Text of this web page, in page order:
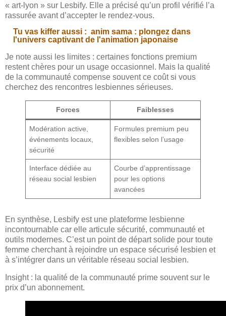
« art-lyon » sur Lesbify. Elle a précisé qu’un profil vérifié l’a
rassurée avant d’accepter le rendez-vous.
Tu vas kiffer aussi : anim sama : plongez dans
l'univers captivant de l'animation japonaise
Je note aussi les limites : certaines fonctions premium
restent chères pour un usage occasionnel. Mais la qualité
de la communauté compense souvent ce coût si vous
cherchez des rencontres lesbiennes sérieuses.
Forces Faiblesses
Modération active,
événements locaux,
sécurité
Formules premium peu
flexibles selon l’usage
Interface dédiée au
réseau social lesbien
Courbe d’apprentissage
pour les options
avancées
En synthèse, Lesbify est une plateforme lesbienne
incontournable car elle articule sécurité, communauté et
outils modernes. C’est un point de départ solide pour toute
femme cherchant à rejoindre un espace sécurisé lesbien et
à s’intégrer dans un véritable réseau social lesbien.
Insight : la qualité de la communauté prime souvent sur le
prix d’un abonnement.